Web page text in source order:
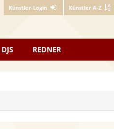
Künstler-Login Künstler A-Z
DJS REDNER